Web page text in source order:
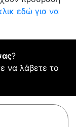
εδώ για να
?
να λάβετε το